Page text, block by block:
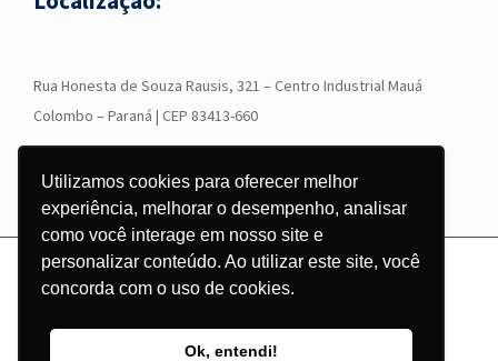
Utilizamos cookies para oferecer melhor
experiência, melhorar o desempenho, analisar
como você interage em nosso site e
personalizar conteúdo. Ao utilizar este site, você
concorda com o uso de cookies.
Ok, entendi!
Rua Honesta de Souza Rausis, 321 – Centro Industrial Mauá
Colombo – Paraná | CEP 83413-660
© Copyright
2026 - Grupo Corgraf - Todos os direitos reservados |
InstagramFacebookLinkedIn